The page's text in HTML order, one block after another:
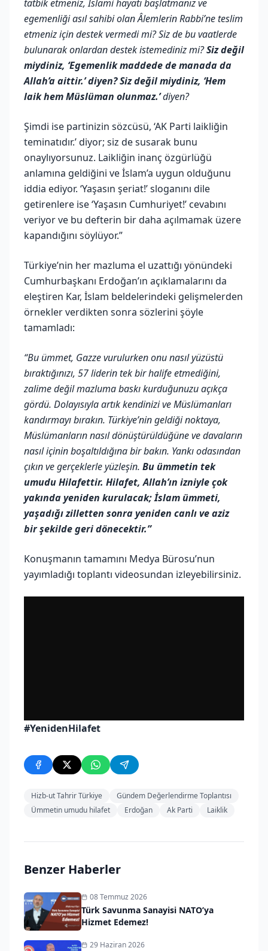
tatbik etmeniz, İslami hayatı başlatmanız ve
egemenliği asıl sahibi olan Âlemlerin Rabbi’ne teslim
etmeniz için destek vermedi mi? Siz de bu vaatlerde
bulunarak onlardan destek istemediniz mi?Siz değil
miydiniz, ‘Egemenlik maddede de manada da
Allah’a aittir.’ diyen? Siz değil miydiniz, ‘Hem
laik hem Müslüman olunmaz.’diyen?
Şimdi ise partinizin sözcüsü, ‘AK Parti laikliğin
teminatıdır.’ diyor; siz de susarak bunu
onaylıyorsunuz. Laikliğin inanç özgürlüğü
anlamına geldiğini ve İslam’a uygun olduğunu
iddia ediyor. ‘Yaşasın şeriat!’ sloganını dile
getirenlere ise ‘Yaşasın Cumhuriyet!’ cevabını
veriyor ve bu defterin bir daha açılmamak üzere
kapandığını söylüyor.”
Türkiye’nin her mazluma el uzattığı yönündeki
Cumhurbaşkanı Erdoğan’ın açıklamalarını da
eleştiren Kar, İslam beldelerindeki gelişmelerden
örnekler verdikten sonra sözlerini şöyle
tamamladı:
“Bu ümmet, Gazze vurulurken onu nasıl yüzüstü
bıraktığınızı, 57 liderin tek bir halife etmediğini,
zalime değil mazluma baskı kurduğunuzu açıkça
gördü. Dolayısıyla artık kendinizi ve Müslümanları
kandırmayı bırakın. Türkiye’nin geldiği noktaya,
Müslümanların nasıl dönüştürüldüğüne ve davaların
nasıl içinin boşaltıldığına bir bakın. Yankı odasından
çıkın ve gerçeklerle yüzleşin. Bu ümmetin tek
umudu Hilafettir. Hilafet, Allah’ın izniyle çok
yakında yeniden kurulacak; İslam ümmeti,
yaşadığı zilletten sonra yeniden canlı ve aziz
bir şekilde geri dönecektir.”
Konuşmanın tamamını Medya Bürosu’nun
yayımladığı toplantı videosundan izleyebilirsiniz.
#YenidenHilafet
Hizb-ut Tahrir Türkiye
Gündem Değerlendirme Toplantısı
Ümmetin umudu hilafet
Erdoğan Ak Parti Laiklik
Benzer Haberler
08 Temmuz 2026
Türk Savunma Sanayisi NATO’ya
Hizmet Edemez!
29 Haziran 2026